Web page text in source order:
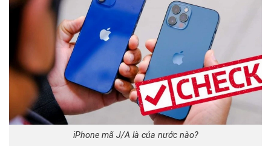
iPhone mã J/A là của nước nào?